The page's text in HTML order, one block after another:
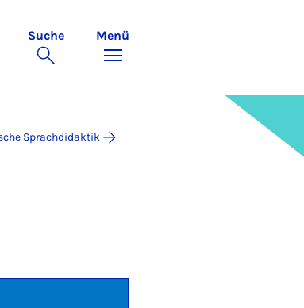
Suche Menü
Sprachdidaktik